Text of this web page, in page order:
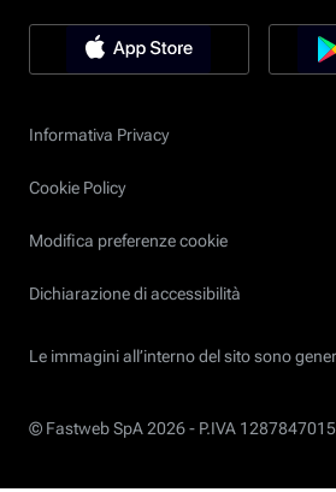
Informativa Privacy
Cookie Policy
Modifica preferenze cookie
Dichiarazione di accessibilità
Le immagini all’interno del sito sono
© Fastweb SpA 2026 - P.IVA